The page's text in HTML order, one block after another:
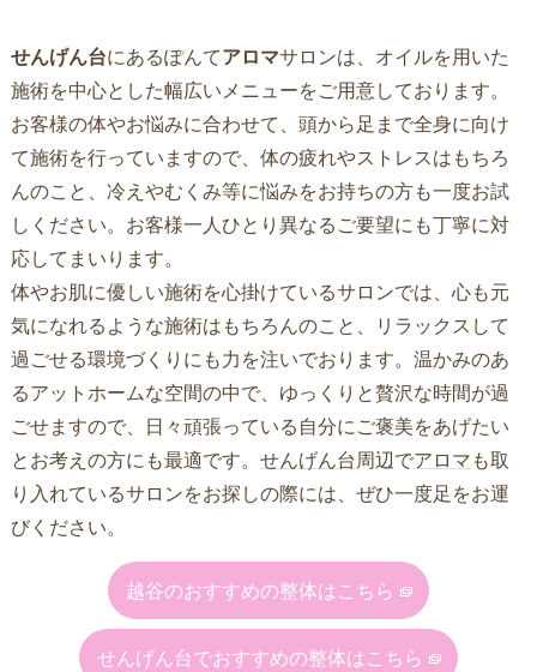
せんげん台にあるぽんてアロマサロンは、オイルを用いた
施術を中心とした幅広いメニューをご用意しております。
お客様の体やお悩みに合わせて、頭から足まで全身に向け
て施術を行っていますので、体の疲れやストレスはもちろ
んのこと、冷えやむくみ等に悩みをお持ちの方も一度お試
しください。お客様一人ひとり異なるご要望にも丁寧に対
応してまいります。
体やお肌に優しい施術を心掛けているサロンでは、心も元
気になれるような施術はもちろんのこと、リラックスして
過ごせる環境づくりにも力を注いでおります。温かみのあ
るアットホームな空間の中で、ゆっくりと贅沢な時間が過
ごせますので、日々頑張っている自分にご褒美をあげたい
とお考えの方にも最適です。 せんげん台周辺でアロマも取
り入れているサロンをお探しの際には、ぜひ一度足をお運
びください。
越谷のおすすめの整体はこちら
せんげん台でおすすめの整体はこちら